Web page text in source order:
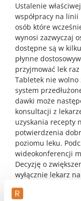
Ustalenie
współpracy na
osób które
wynosi zazwyczaj
dostępne są w
płynne
przyjmować lek
Tabletek nie wolno
system
dawki może
konsultacji z
uzyskania recepty
potwierdzenia
poziomu leku.
wideokonferencji
Decyzję o
wyłącznie lekarz
pacjenta. Nie ma
dawkę o jaką